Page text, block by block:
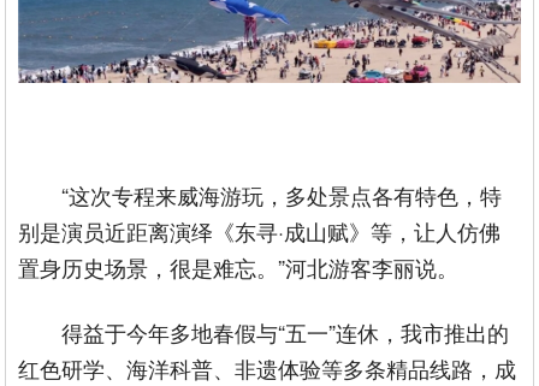
“这次专程来威海游玩，多处景点各有特色，特
别是演员近距离演绎《东寻·成山赋》等，让人仿佛
置身历史场景，很是难忘。”河北游客李丽说。
得益于今年多地春假与“五一”连休，我市推出的
红色研学、海洋科普、非遗体验等多条精品线路，成